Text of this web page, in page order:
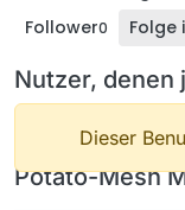
Follower0 Folge
Nutzer, denen
Dieser
Potato-Mesh